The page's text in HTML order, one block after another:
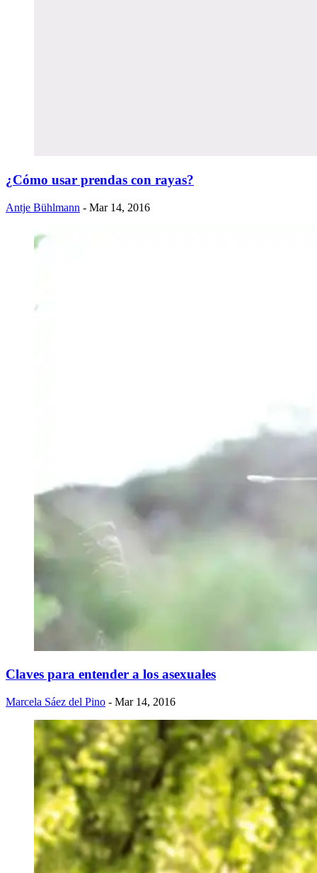
¿Cómo usar prendas con rayas?
Antje Bühlmann - Mar 14, 2016
Claves para entender a los asexuales
Marcela Sáez del Pino - Mar 14, 2016